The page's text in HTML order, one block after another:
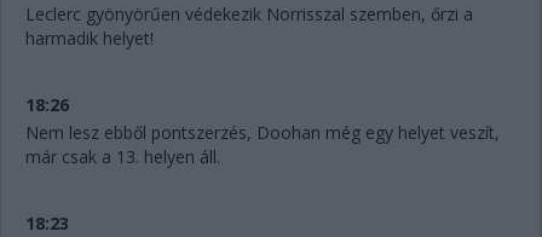
Leclerc gyönyörűen védekezik Norrisszal szemben, őrzi a
harmadik helyet!
18:26
Nem lesz ebből pontszerzés, Doohan még egy helyet veszít,
már csak a 13. helyen áll.
18:23